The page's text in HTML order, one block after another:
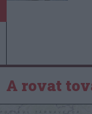
A rovat